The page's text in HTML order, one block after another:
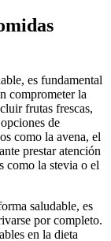
es fundamental
comprometer la
frutas frescas,
de
como la avena, el
prestar atención
como la stevia o el
saludable, es
por completo.
en la dieta